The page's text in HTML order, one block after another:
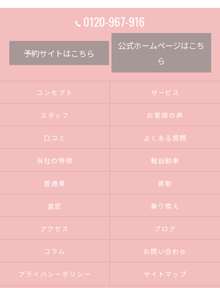
0120-967-916
予約サイトはこちら
公式ホームページはこち
ら
コンセプト サービス
スタッフ お客様の声
口コミ よくある質問
当社の特徴 軽自動車
普通車 買取
査定 乗り換え
アクセス ブログ
コラム お問い合わせ
プライバシーポリシー サイトマップ